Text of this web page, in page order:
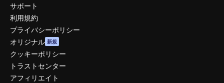
サポート
利用規約
プライバシーポリシー
オリジナル 新規
クッキーポリシー
トラストセンター
アフィリエイト